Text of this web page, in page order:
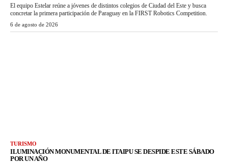
El equipo Estelar reúne a jóvenes de distintos colegios de Ciudad del Este y busca
concretar la primera participación de Paraguay en la FIRST Robotics Competition.
6 de agosto de 2026
TURISMO
ILUMINACIÓN MONUMENTAL DE ITAIPU SE DESPIDE ESTE SÁBADO
POR UN AÑO